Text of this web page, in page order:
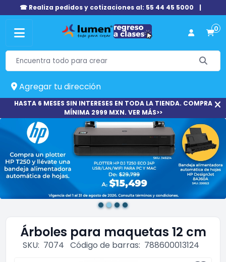
☎ Realiza pedidos y cotizaciones al: 55 44 45 5000 |
0
Agregar tu dirección
HASTA 6 MESES SIN INTERESES EN TODA LA TIENDA. COMPRA
MÍNIMA 2999 MXN. VER MÁS>>
Árboles para maquetas 12 cm
SKU: 7074 Código de barras: 788600013124